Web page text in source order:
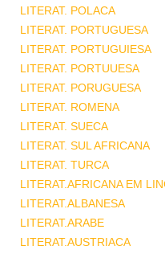
LITERAT. POLACA
LITERAT. PORTUGUESA
LITERAT. PORTUGUIESA
LITERAT. PORTUUESA
LITERAT. PORUGUESA
LITERAT. ROMENA
LITERAT. SUECA
LITERAT. SUL AFRICANA
LITERAT. TURCA
LITERAT.AFRICANA EM
LITERAT.ALBANESA
LITERAT.ARABE
LITERAT.AUSTRIACA